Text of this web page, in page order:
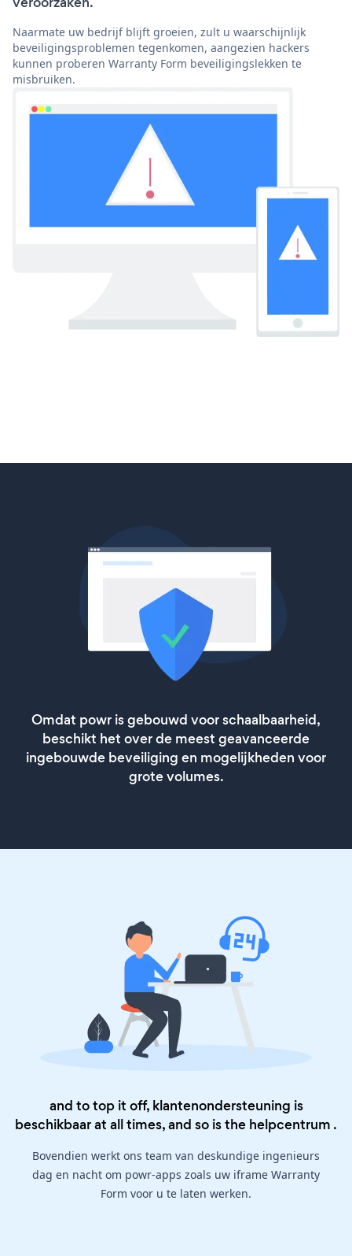
Naarmate uw bedrijf blijft groeien, zult u waarschijnlijk
beveiligingsproblemen tegenkomen, aangezien hackers
kunnen proberen Warranty Form beveiligingslekken te
misbruiken.
Omdat powr is gebouwd voor schaalbaarheid,
beschikt het over de meest geavanceerde
ingebouwde beveiliging en mogelijkheden voor
grote volumes.
and to top it off, klantenondersteuning is
beschikbaar at all times, and so is the helpcentrum .
Bovendien werkt ons team van deskundige ingenieurs
dag en nacht om powr-apps zoals uw iframe Warranty
Form voor u te laten werken.